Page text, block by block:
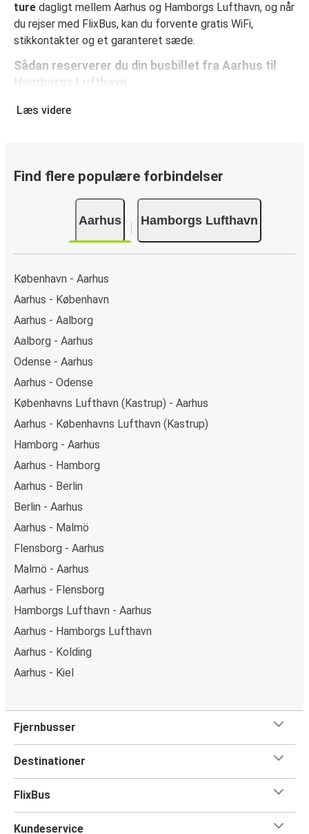
ture dagligt mellem Aarhus og Hamborgs Lufthavn, og når
du rejser med FlixBus, kan du forvente gratis WiFi,
stikkontakter og et garanteret sæde.
Sådan reserverer du din busbillet fra Aarhus til
Hamborgs Lufthavn
Det er virkelig nemt at reserverer en billet hos FlixBus: på
vælge mellem flere sikre onlinebetalingsmetoder som
Læs videre
Find flere populære forbindelser
Aarhus Hamborgs Lufthavn
København - Aarhus
Aarhus - København
Aarhus - Aalborg
Aalborg - Aarhus
Odense - Aarhus
Aarhus - Odense
Københavns Lufthavn (Kastrup) - Aarhus
Aarhus - Københavns Lufthavn (Kastrup)
Hamborg - Aarhus
Aarhus - Hamborg
Aarhus - Berlin
Berlin - Aarhus
Aarhus - Malmö
Flensborg - Aarhus
Malmö - Aarhus
Aarhus - Flensborg
Hamborgs Lufthavn - Aarhus
Aarhus - Hamborgs Lufthavn
Aarhus - Kolding
Aarhus - Kiel
Fjernbusser
Destinationer
FlixBus
Kundeservice